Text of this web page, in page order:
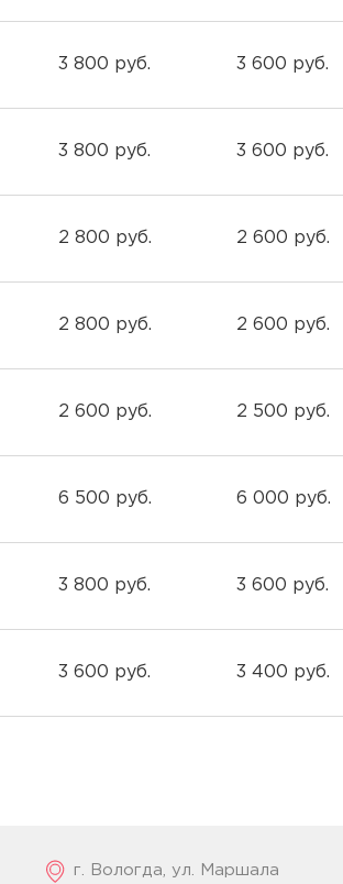
3 800 руб. 3 600 руб.
3 800 руб. 3 600 руб.
2 800 руб. 2 600 руб.
2 800 руб. 2 600 руб.
2 600 руб. 2 500 руб.
6 500 руб. 6 000 руб.
3 800 руб. 3 600 руб.
3 600 руб. 3 400 руб.
г. Вологда, ул. Маршала